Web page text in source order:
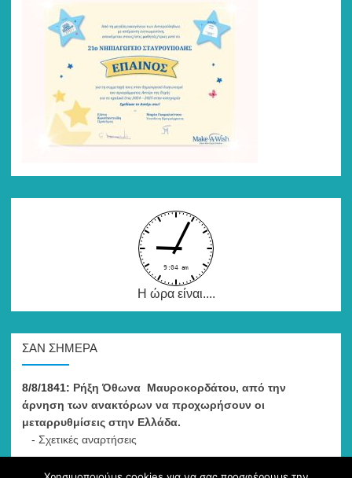
Η ώρα είναι....
ΣΑΝ ΣΉΜΕΡΑ
8/8/1841: Ρήξη Όθωνα  Μαυροκορδάτου, από την
άρνηση των ανακτόρων να προχωρήσουν οι
μεταρρυθμίσεις στην Ελλάδα.
- Σχετικές αναρτήσεις